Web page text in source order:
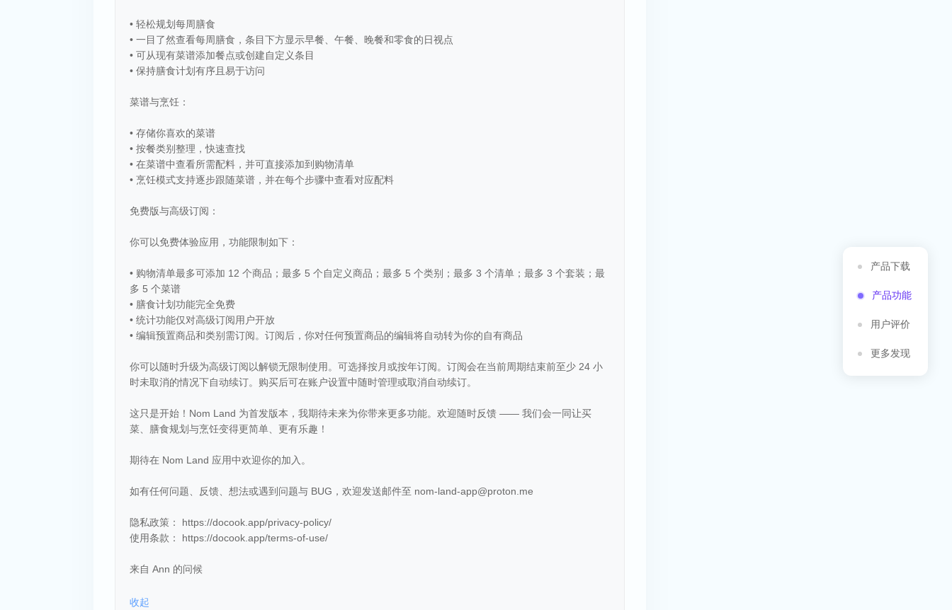
产品下载
产品功能
用户评价
更多发现
• 轻松规划每周膳食
• 一目了然查看每周膳食，条目下方显示早餐、午餐、晚餐和零食的日视点
• 可从现有菜谱添加餐点或创建自定义条目
• 保持膳食计划有序且易于访问
菜谱与烹饪：
• 存储你喜欢的菜谱
• 按餐类别整理，快速查找
• 在菜谱中查看所需配料，并可直接添加到购物清单
• 烹饪模式支持逐步跟随菜谱，并在每个步骤中查看对应配料
免费版与高级订阅：
你可以免费体验应用，功能限制如下：
• 购物清单最多可添加 12 个商品；最多 5 个自定义商品；最多 5 个类别；最多 3 个清单；最多 3 个套装；最
多 5 个菜谱
• 膳食计划功能完全免费
• 统计功能仅对高级订阅用户开放
• 编辑预置商品和类别需订阅。订阅后，你对任何预置商品的编辑将自动转为你的自有商品
你可以随时升级为高级订阅以解锁无限制使用。可选择按月或按年订阅。订阅会在当前周期结束前至少 24 小
时未取消的情况下自动续订。购买后可在账户设置中随时管理或取消自动续订。
这只是开始！Nom Land 为首发版本，我期待未来为你带来更多功能。欢迎随时反馈 —— 我们会一同让买
菜、膳食规划与烹饪变得更简单、更有乐趣！
期待在 Nom Land 应用中欢迎你的加入。
如有任何问题、反馈、想法或遇到问题与 BUG，欢迎发送邮件至 nom-land-app@proton.me
隐私政策： https://docook.app/privacy-policy/
使用条款： https://docook.app/terms-of-use/
来自 Ann 的问候
收起